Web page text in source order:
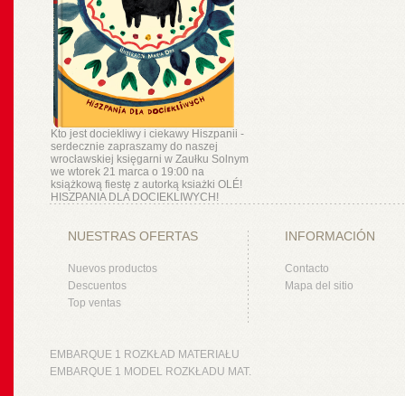
Kto jest dociekliwy i ciekawy Hiszpanii -
serdecznie zapraszamy do naszej
wrocławskiej księgarni w Zaułku Solnym
we wtorek 21 marca o 19:00 na
książkową fiestę z autorką ksiażki OLÉ!
HISZPANIA DLA DOCIEKLIWYCH!
NUESTRAS OFERTAS
Nuevos productos
Descuentos
Top ventas
INFORMACIÓN
Contacto
Mapa del sitio
EMBARQUE 1 ROZKŁAD MATERIAŁU
EMBARQUE 1 MODEL ROZKŁADU MAT.